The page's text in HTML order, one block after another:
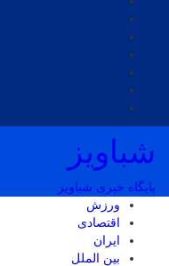
شباویز
پایگاه خبری شباویز
ورزش
اقتصادی
ایران
بین الملل